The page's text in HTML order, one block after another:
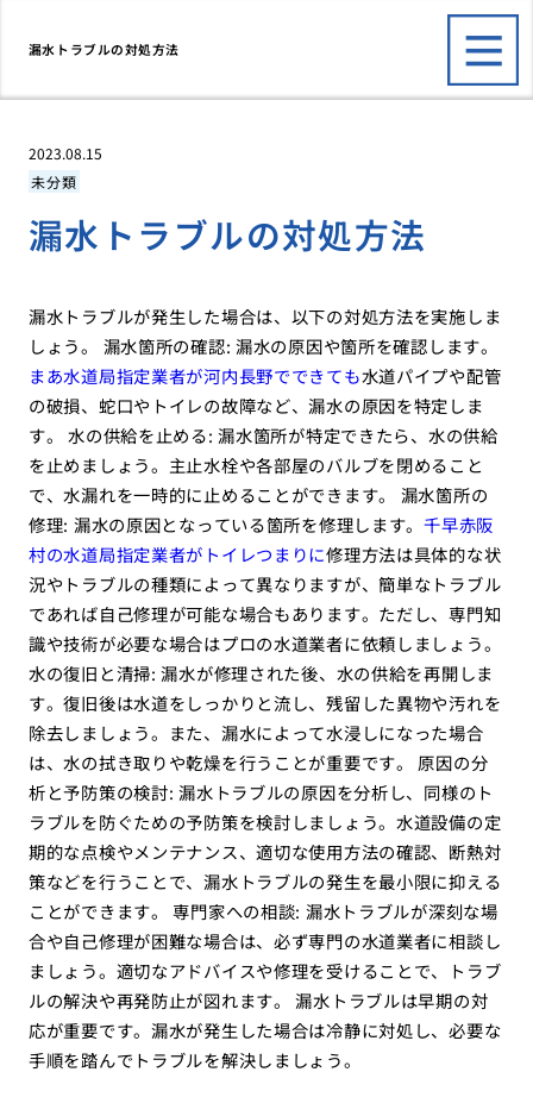
漏水トラブルの対処方法
2023.08.15
未分類
漏水トラブルの対処方法
漏水トラブルが発生した場合は、以下の対処方法を実施しま
しょう。 漏水箇所の確認: 漏水の原因や箇所を確認します。
まあ水道局指定業者が河内長野でできても水道パイプや配管
の破損、蛇口やトイレの故障など、漏水の原因を特定しま
す。 水の供給を止める: 漏水箇所が特定できたら、水の供給
を止めましょう。主止水栓や各部屋のバルブを閉めること
で、水漏れを一時的に止めることができます。 漏水箇所の
修理: 漏水の原因となっている箇所を修理します。千早赤阪
村の水道局指定業者がトイレつまりに修理方法は具体的な状
況やトラブルの種類によって異なりますが、簡単なトラブル
であれば自己修理が可能な場合もあります。ただし、専門知
識や技術が必要な場合はプロの水道業者に依頼しましょう。
水の復旧と清掃: 漏水が修理された後、水の供給を再開しま
す。復旧後は水道をしっかりと流し、残留した異物や汚れを
除去しましょう。また、漏水によって水浸しになった場合
は、水の拭き取りや乾燥を行うことが重要です。 原因の分
析と予防策の検討: 漏水トラブルの原因を分析し、同様のト
ラブルを防ぐための予防策を検討しましょう。水道設備の定
期的な点検やメンテナンス、適切な使用方法の確認、断熱対
策などを行うことで、漏水トラブルの発生を最小限に抑える
ことができます。 専門家への相談: 漏水トラブルが深刻な場
合や自己修理が困難な場合は、必ず専門の水道業者に相談し
ましょう。適切なアドバイスや修理を受けることで、トラブ
ルの解決や再発防止が図れます。 漏水トラブルは早期の対
応が重要です。漏水が発生した場合は冷静に対処し、必要な
手順を踏んでトラブルを解決しましょう。